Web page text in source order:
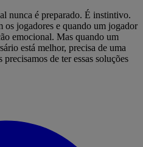
nunca é preparado. É instintivo.
os jogadores e quando um jogador
emocional. Mas quando um
está melhor, precisa de uma
de ter essas soluções